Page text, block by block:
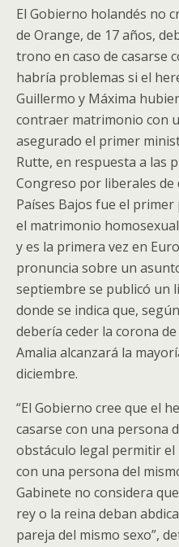
El Gobierno holandés no
de Orange, de 17 años,
trono en caso de casarse
habría problemas si el
Guillermo y Máxima
contraer matrimonio con
asegurado el primer
Rutte, en respuesta a las
Congreso por liberales de
Países Bajos fue el
el matrimonio
y es la primera vez en
pronuncia sobre un
septiembre se publicó un
donde se indica que,
debería ceder la corona
Amalia alcanzará la
diciembre.
“El Gobierno cree que el
casarse con una persona
obstáculo legal permitir
con una persona del
Gabinete no considera
rey o la reina deban
pareja del mismo sexo”,